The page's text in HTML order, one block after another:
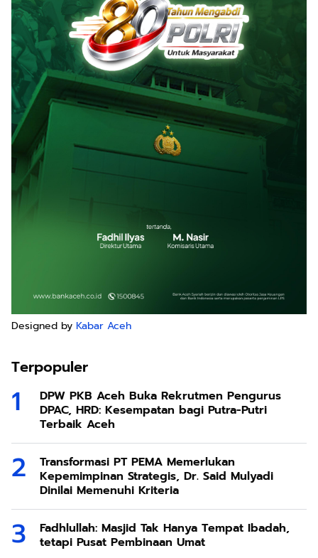
Designed by Kabar Aceh
Terpopuler
DPW PKB Aceh Buka Rekrutmen Pengurus
DPAC, HRD: Kesempatan bagi Putra-Putri
Terbaik Aceh
Transformasi PT PEMA Memerlukan
Kepemimpinan Strategis, Dr. Said Mulyadi
Dinilai Memenuhi Kriteria
Fadhlullah: Masjid Tak Hanya Tempat Ibadah,
tetapi Pusat Pembinaan Umat